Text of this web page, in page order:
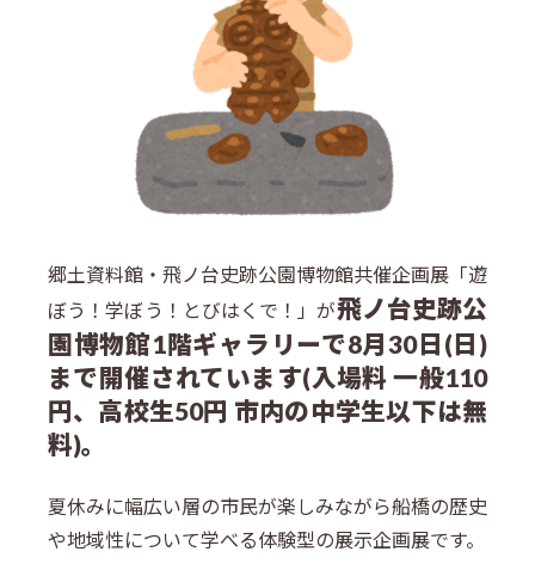
郷土資料館・飛ノ台史跡公園博物館共催企画展「遊
ぼう！学ぼう！とびはくで！」が飛ノ台史跡公
園博物館1階ギャラリーで8月30日(日)
まで開催されています(入場料 一般110
円、高校生50円 市内の中学生以下は無
料)。
夏休みに幅広い層の市民が楽しみながら船橋の歴史
や地域性について学べる体験型の展示企画展です。